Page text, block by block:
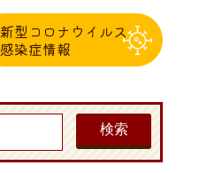
新型コロナウイルス
感染症情報